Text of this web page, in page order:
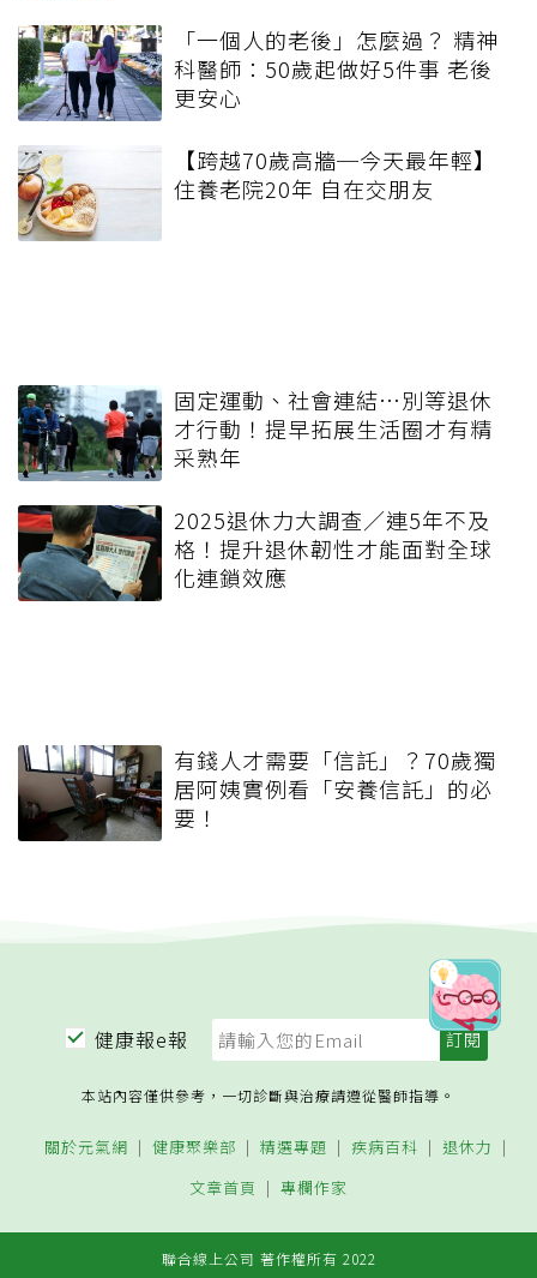
「一個人的老後」怎麼過？ 精神
科醫師：50歲起做好5件事 老後
更安心
【跨越70歲高牆─今天最年輕】
住養老院20年 自在交朋友
固定運動、社會連結…別等退休
才行動！提早拓展生活圈才有精
采熟年
2025退休力大調查／連5年不及
格！提升退休韌性才能面對全球
化連鎖效應
有錢人才需要「信託」？70歲獨
居阿姨實例看「安養信託」的必
要！
健康報e報
本站內容僅供參考，一切診斷與治療請遵從醫師指導。
關於元氣網 健康聚樂部 精選專題 疾病百科
退休力
文章首頁
專欄作家
聯合線上公司 著作權所有 2022